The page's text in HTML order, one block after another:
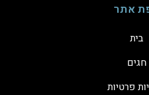
אתר
בית
חגים
פרטיות